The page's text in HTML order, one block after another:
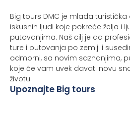
Big tours DMC je mlada
iskusnih ljudi koje pokreće želja i
putovanjima. Naš cilj je da
ture i putovanja po zemlji i
odmorni, sa novim saznanjima,
koje će vam uvek davati novu
životu.
Upoznajte Big tours